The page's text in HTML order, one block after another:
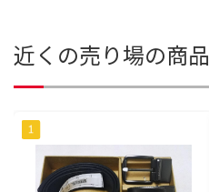
近くの売り場の商品